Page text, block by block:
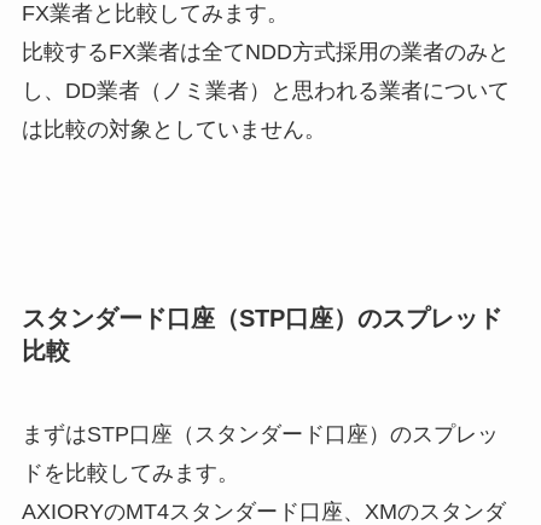
FX業者と比較 してみます。
比較するFX業者は全てNDD方式採用の業者のみと
し、DD業者（ノミ業者）と思われる業者について
は比較の対象としていません。
スタンダード口座（STP口座）のスプレッド
比較
まずはSTP口座（スタンダード口座）のスプレッ
ドを比較 してみます。
AXIORYのMT4スタンダード口座、XMのスタンダ